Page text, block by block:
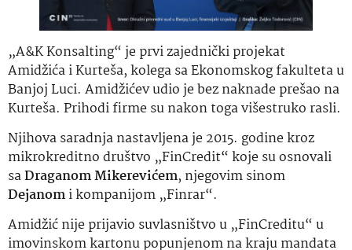
„A&K Konsalting“ je prvi zajednički projekat
Amidžića i Kurteša, kolega sa Ekonomskog fakulteta u
Banjoj Luci. Amidžićev udio je bez naknade prešao na
Kurteša. Prihodi firme su nakon toga višestruko rasli.
Njihova saradnja nastavljena je 2015. godine kroz
mikrokreditno društvo „FinCredit“ koje su osnovali
saDraganom Mikerevićem, njegovim sinom
Dejanomi kompanijom „Finrar“.
Amidžić nije prijavio suvlasništvo u „FinCreditu“ u
imovinskom kartonu popunjenom na kraju mandata